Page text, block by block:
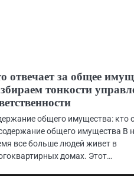
отвечает за общее
тонкости
общего имущества: кто
общего имущества В
все больше людей живет в
домах. Этот…